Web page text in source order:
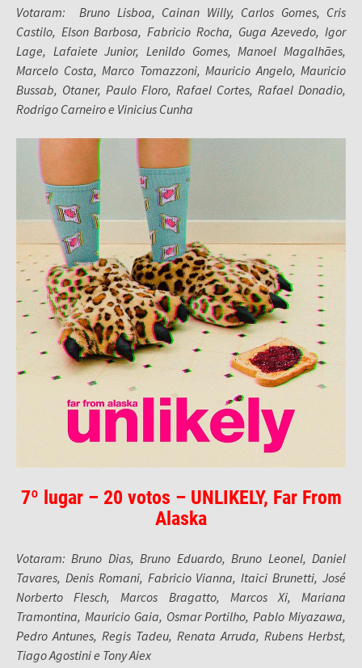
Votaram: Bruno Lisboa, Cainan Willy, Carlos Gomes, Cris
Castilo, Elson Barbosa, Fabricio Rocha, Guga Azevedo, Igor
Lage, Lafaiete Junior, Lenildo Gomes, Manoel Magalhães,
Marcelo Costa, Marco Tomazzoni, Mauricio Angelo, Mauricio
Bussab, Otaner, Paulo Floro, Rafael Cortes, Rafael Donadio,
Rodrigo Carneiro e Vinicius Cunha
7º lugar – 20 votos – UNLIKELY, Far From
Alaska
Votaram: Bruno Dias, Bruno Eduardo, Bruno Leonel, Daniel
Tavares, Denis Romani, Fabricio Vianna, Itaici Brunetti, José
Norberto Flesch, Marcos Bragatto, Marcos Xi, Mariana
Tramontina, Mauricio Gaia, Osmar Portilho, Pablo Miyazawa,
Pedro Antunes, Regis Tadeu, Renata Arruda, Rubens Herbst,
Tiago Agostini e Tony Aiex